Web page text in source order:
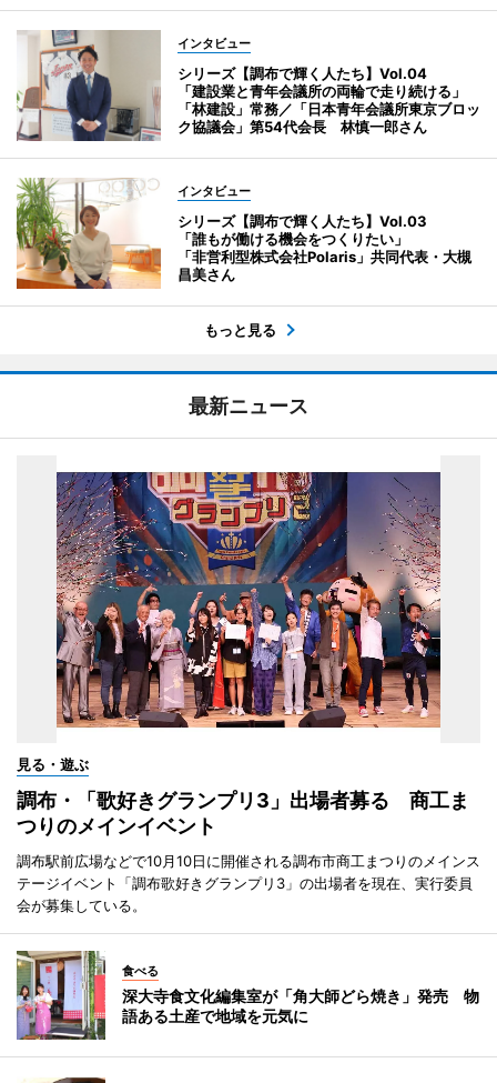
インタビュー
シリーズ【調布で輝く人たち】Vol.04
「建設業と青年会議所の両輪で走り続ける」
「林建設」常務／「日本青年会議所東京ブロッ
ク協議会」第54代会長 林慎一郎さん
インタビュー
シリーズ【調布で輝く人たち】Vol.03
「誰もが働ける機会をつくりたい」
「非営利型株式会社Polaris」共同代表・大槻
昌美さん
もっと見る
最新ニュース
見る・遊ぶ
調布・「歌好きグランプリ3」出場者募る 商工ま
つりのメインイベント
調布駅前広場などで10月10日に開催される調布市商工まつりのメインス
テージイベント「調布歌好きグランプリ3」の出場者を現在、実行委員
会が募集している。
食べる
深大寺食文化編集室が「角大師どら焼き」発売 物
語ある土産で地域を元気に